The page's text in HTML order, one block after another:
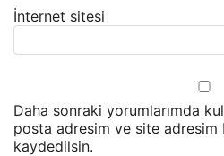
İnternet sitesi
Daha sonraki yorumlarımda
posta adresim ve site adresim
kaydedilsin.